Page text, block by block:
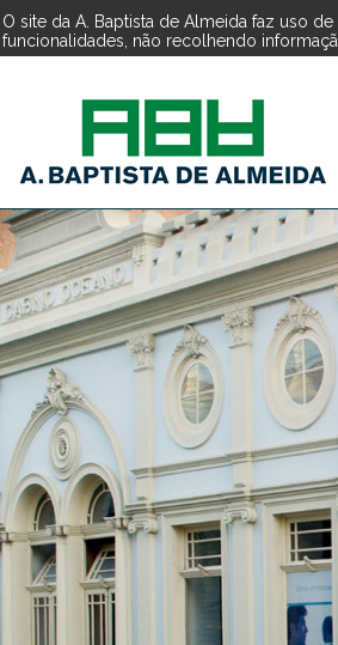
O site da A. Baptista de Almeida faz uso
funcionalidades, não recolhendo